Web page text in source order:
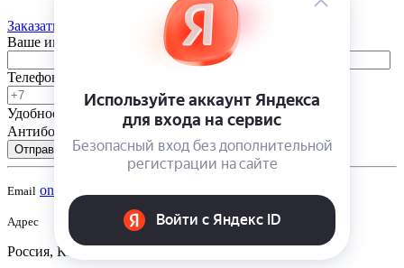
Заказать обратный звонок
Ваше имя
Телефон
Удобное время
-
Антибот
Отправить
Email onsad@onsad.ru
Адрес
Россия, Калуга,